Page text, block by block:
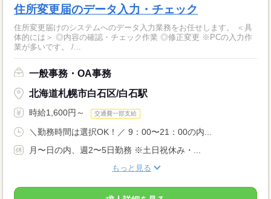
住所変更届のデータ入力・チェック
住所変更届けのシステムへのデータ入力業務をお任せします。 ＜具
体的には＞ ◎内容の確認・チェック作業 ◎修正変更 ※PCの入力作
業が多いです。 /...
一般事務・OA事務
北海道札幌市白石区/白石駅
時給1,600円～ 交通費一部支給
＼勤務時間は選択OK！／ 9：00〜21：00の内...
月〜日の内、週2〜5日勤務 ※土日祝休み・...
もっと見る